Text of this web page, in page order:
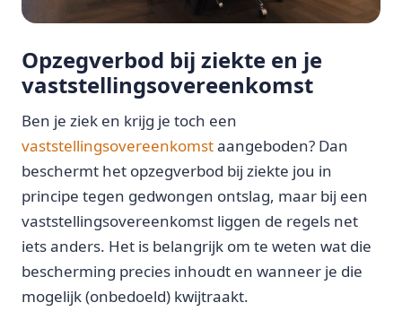
Opzegverbod bij ziekte en je
vaststellingsovereenkomst
Ben je ziek en krijg je toch een
vaststellingsovereenkomstaangeboden? Dan
beschermt het opzegverbod bij ziekte jou in
principe tegen gedwongen ontslag, maar bij een
vaststellingsovereenkomst liggen de regels net
iets anders. Het is belangrijk om te weten wat die
bescherming precies inhoudt en wanneer je die
mogelijk (onbedoeld) kwijtraakt.